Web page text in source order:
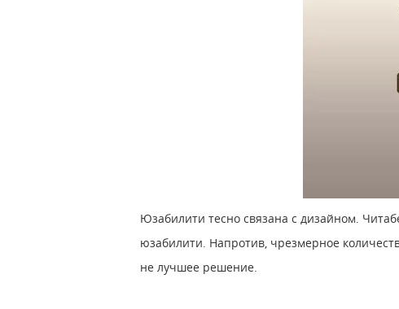
Юзабилити тесно связана с дизайном.
юзабилити. Напротив, чрезмерное
не лучшее решение.